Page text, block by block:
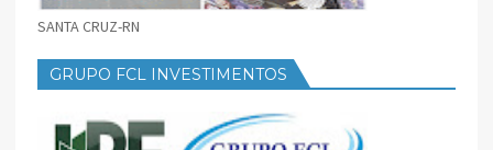
SANTA CRUZ-RN
GRUPO FCL INVESTIMENTOS